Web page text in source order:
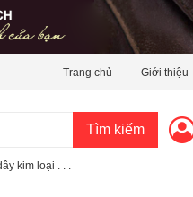
Trang chủ Giới thiệu
Tìm kiếm
kim loại . . .